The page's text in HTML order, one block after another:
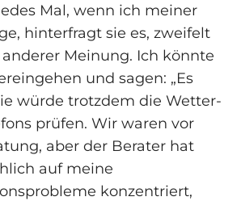
Mal, wenn ich meiner
hinterfragt sie es, zweifelt
Meinung. Ich könnte
und sagen: „Es
würde trotzdem die Wetter-
prüfen. Wir waren vor
aber der Berater hat
auf meine
konzentriert,